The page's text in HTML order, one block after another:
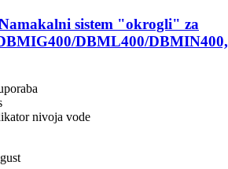
sistem "okrogli" za
DBML400/DBMIN400,
nivoja vode